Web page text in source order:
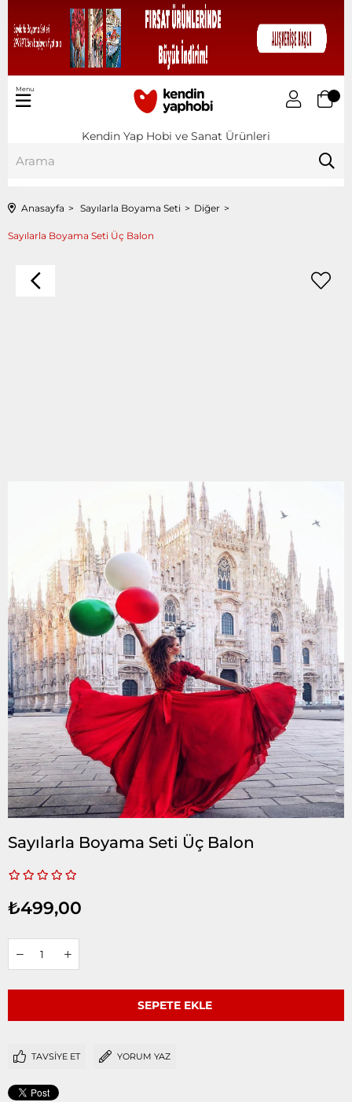
Kendin Yap Hobi ve Sanat Ürünleri
Menu
Anasayfa Sayılarla Boyama Seti Diğer
Sayılarla Boyama Seti Üç Balon
Sayılarla Boyama Seti Üç Balon
₺499,00
TAVSIYE ET YORUM YAZ